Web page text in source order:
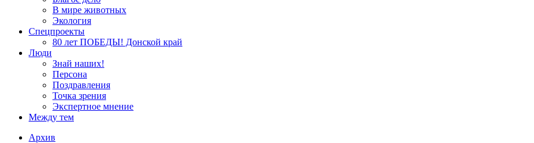
В мире животных
Экология
Спецпроекты
80 лет ПОБЕДЫ! Донской край
Люди
Знай наших!
Персона
Поздравления
Точка зрения
Экспертное мнение
Между тем
Архив